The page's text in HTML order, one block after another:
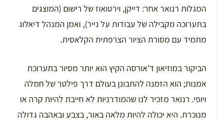
המגלות רנואר אחר: דייקן, וירטואוז של רישום (המוצגים
בתערוכה מקבילה של עבודות על נייר), ואמן המנהל דיאלוג
מתמיד עם מסורת הציור הצרפתית הקלאסית.
הביקור במוזיאון ד’אורסה הקיץ הוא יותר מסיור בתערוכת
אמנות; הוא הזמנה להתבונן בעולם דרך פילטר של חמלה
ויופי. רנואר מזכיר לנו שהמודרניות לא חייבת להיות קרה או
מנוכרת. היא יכולה להיות מלאה באור, בצבע ובאהבה גדולה